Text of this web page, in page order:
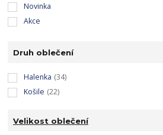
Novinka
Akce
Druh oblečení
Halenka (34)
Košile (22)
Velikost oblečení